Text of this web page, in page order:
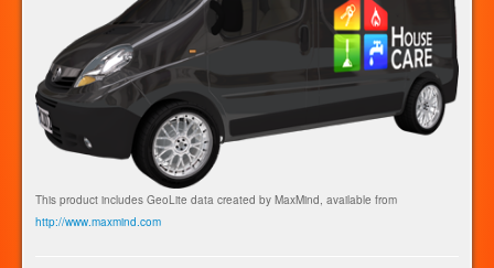
This product includes GeoLite data created by MaxMind, available from
http://www.maxmind.com